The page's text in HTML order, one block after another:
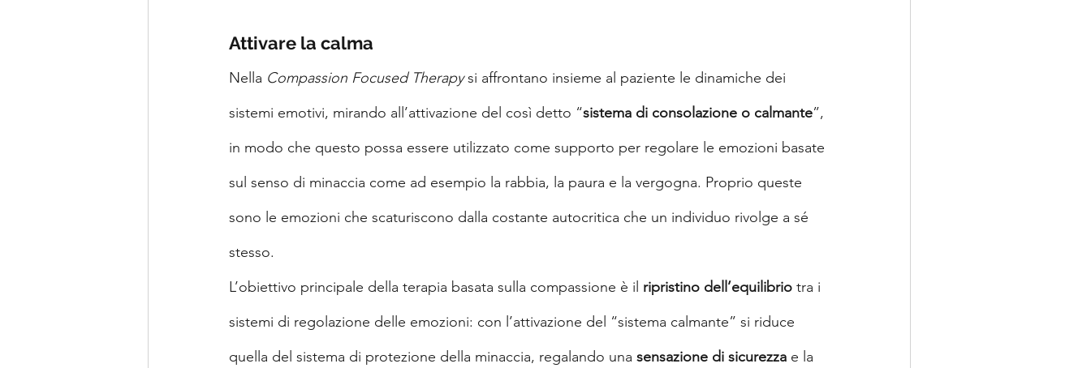
Attivare la calma
Nella Compassion Focused Therapy si affrontano insieme al paziente le dinamiche dei
sistemi emotivi, mirando all’attivazione del così detto “sistema di consolazione o calmante”,
in modo che questo possa essere utilizzato come supporto per regolare le emozioni basate
sul senso di minaccia come ad esempio la rabbia, la paura e la vergogna. Proprio queste
sono le emozioni che scaturiscono dalla costante autocritica che un individuo rivolge a sé
stesso.
‍L’obiettivo principale della terapia basata sulla compassione è il ripristino dell’equilibrio tra i
sistemi di regolazione delle emozioni: con l’attivazione del “sistema calmante” si riduce
quella del sistema di protezione della minaccia, regalando una sensazione di sicurezza e la